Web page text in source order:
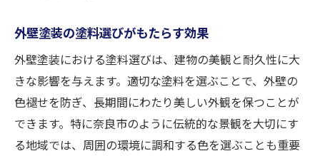
外壁塗装の塗料選びがもたらす効果
外壁塗装における塗料選びは、建物の美観と耐久性に大
きな影響を与えます。適切な塗料を選ぶことで、外壁の
色褪せを防ぎ、長期間にわたり美しい外観を保つことが
できます。特に奈良市のように伝統的な景観を大切にす
る地域では、周囲の環境に調和する色を選ぶことも重要